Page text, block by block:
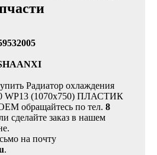
Радиатор охлаждения
WP13 (1070х750) ПЛАСТИК
обращайтесь по тел. 8
сделайте заказ в нашем
на почту
.